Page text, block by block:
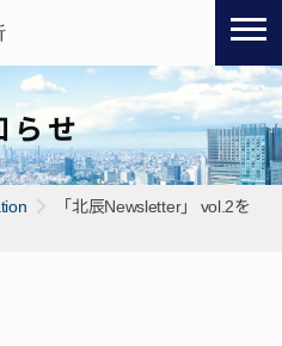
らせ
「北辰Newsletter」 vol.2を